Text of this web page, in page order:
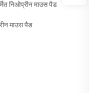
निओप्रीन माउस पैड
माउस पैड